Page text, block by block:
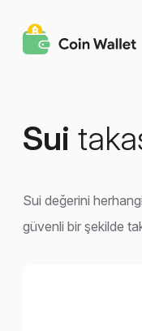
Sui
Sui değerini
güvenli bir şekilde